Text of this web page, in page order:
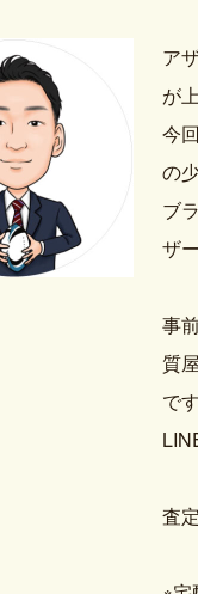
ア
が
今
の
ブ
ザ
事
質
で
査